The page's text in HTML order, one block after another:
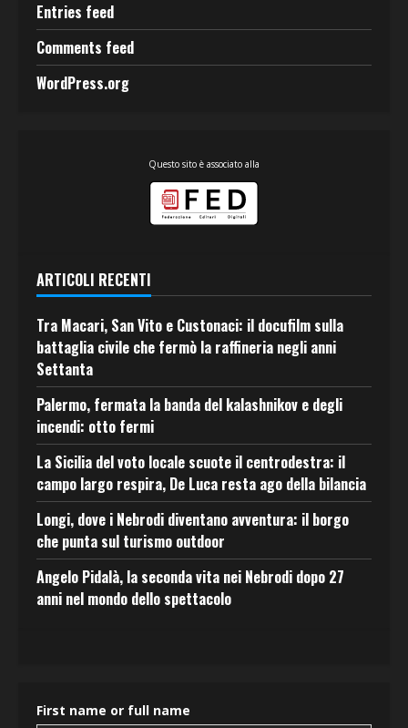
Entries feed
Comments feed
WordPress.org
Questo sito è associato alla
ARTICOLI RECENTI
Tra Macari, San Vito e Custonaci: il docufilm sulla
battaglia civile che fermò la raffineria negli anni
Settanta
Palermo, fermata la banda del kalashnikov e degli
incendi: otto fermi
La Sicilia del voto locale scuote il centrodestra: il
campo largo respira, De Luca resta ago della bilancia
Longi, dove i Nebrodi diventano avventura: il borgo
che punta sul turismo outdoor
Angelo Pidalà, la seconda vita nei Nebrodi dopo 27
anni nel mondo dello spettacolo
First name or full name